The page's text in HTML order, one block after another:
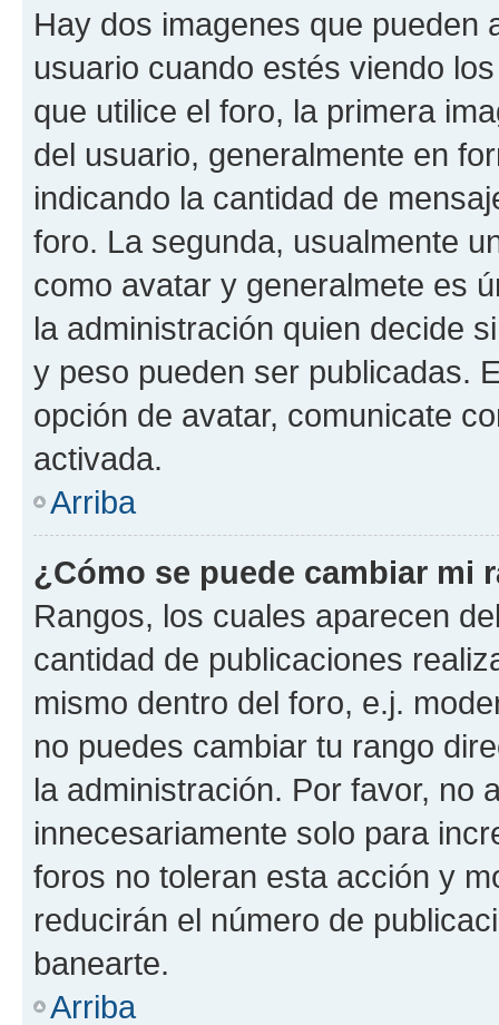
Hay dos imagenes que pueden
usuario cuando estés viendo
que utilice el foro, la primera
del usuario, generalmente en
indicando la cantidad de
foro. La segunda, usualmente
como avatar y generalmete es
la administración quien decide
y peso pueden ser publicadas.
opción de avatar, comunicate
activada.
Arriba
¿Cómo se puede cambiar mi
Rangos, los cuales aparecen
cantidad de publicaciones
mismo dentro del foro, e.j.
no puedes cambiar tu rango
la administración. Por favor, no
innecesariamente solo para
foros no toleran esta acción y
reducirán el número de
banearte.
Arriba